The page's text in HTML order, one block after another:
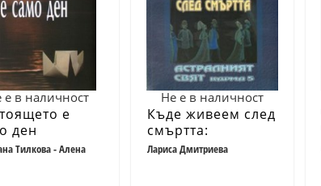
е в наличност
е
ден
Тилкова - Алена
Не е в наличност
Къде живеем след
смъртта:
Астралният свят
Лариса Дмитриева